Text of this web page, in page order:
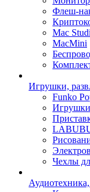
Флеш-
Mac
MacMini
Игрушки,
Funko
Чехлы